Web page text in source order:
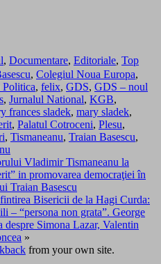
, Documentare, Editoriale, Top
, Colegiul Noua Europa,
Politica, felix, GDS, GDS – noul
, Jurnalul National, KGB,
frances sladek, mary sladek,
, Palatul Cotroceni, Plesu,
, Tismaneanu, Traian Basescu,
Vladimir Tismaneanu la
in promovarea democraţiei în
Traian Basescu
Bisericii de la Hagi Curda:
– “persona non grata”. George
Simona Lazar, Valentin
»
from your own site.